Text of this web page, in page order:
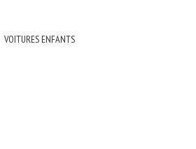
VOITURES ENFANTS